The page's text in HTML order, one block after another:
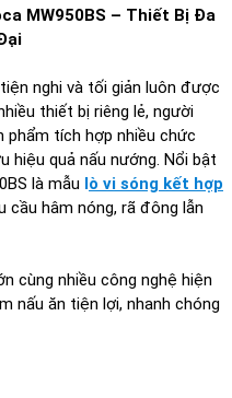
MW950BS – Thiết Bị Đa
nghi và tối giản luôn được
thiết bị riêng lẻ, người
phẩm tích hợp nhiều chức
hiệu quả nấu nướng. Nổi bật
là mẫu lò vi sóng kết hợp
hâm nóng, rã đông lẫn
cùng nhiều công nghệ hiện
nấu ăn tiện lợi, nhanh chóng